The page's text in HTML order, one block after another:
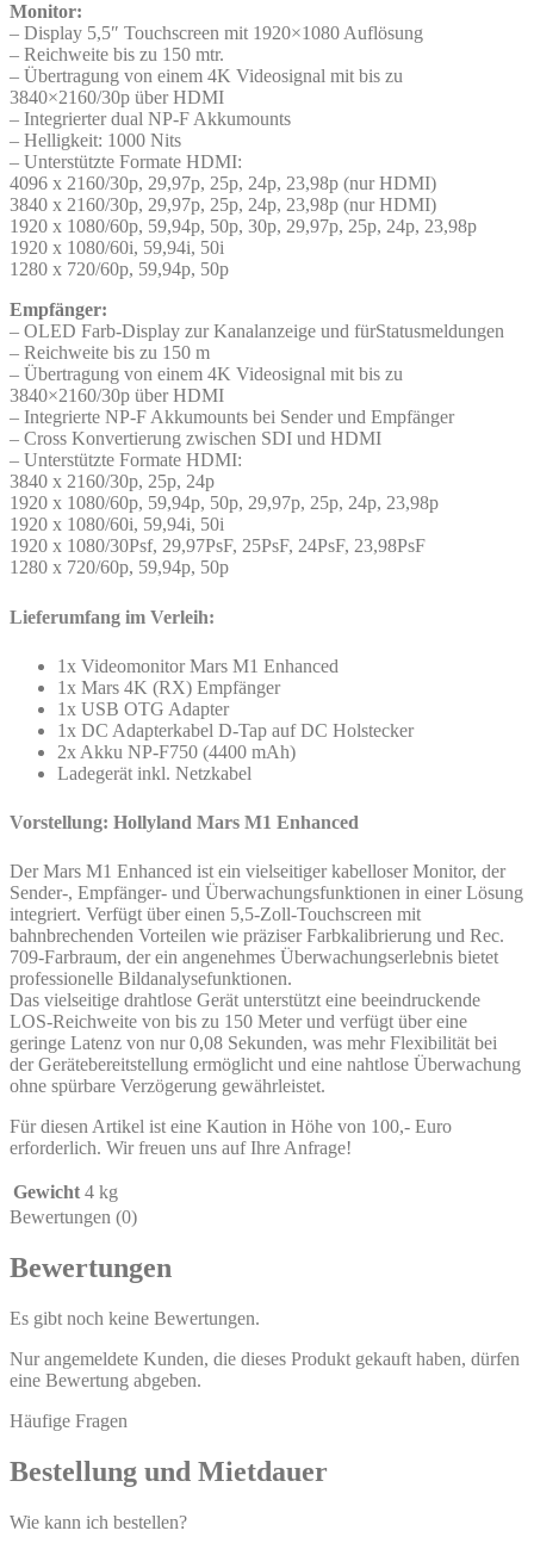
Monitor:
– Display 5,5″ Touchscreen mit 1920×1080 Auflösung
– Reichweite bis zu 150 mtr.
– Übertragung von einem 4K Videosignal mit bis zu
3840×2160/30p über HDMI
– Integrierter dual NP-F Akkumounts
– Helligkeit: 1000 Nits
– Unterstützte Formate HDMI:
4096 x 2160/30p, 29,97p, 25p, 24p, 23,98p (nur HDMI)
3840 x 2160/30p, 29,97p, 25p, 24p, 23,98p (nur HDMI)
1920 x 1080/60p, 59,94p, 50p, 30p, 29,97p, 25p, 24p, 23,98p
1920 x 1080/60i, 59,94i, 50i
1280 x 720/60p, 59,94p, 50p
Empfänger:
– OLED Farb-Display zur Kanalanzeige und fürStatusmeldungen
– Reichweite bis zu 150 m
– Übertragung von einem 4K Videosignal mit bis zu
3840×2160/30p über HDMI
– Integrierte NP-F Akkumounts bei Sender und Empfänger
– Cross Konvertierung zwischen SDI und HDMI
– Unterstützte Formate HDMI:
3840 x 2160/30p, 25p, 24p
1920 x 1080/60p, 59,94p, 50p, 29,97p, 25p, 24p, 23,98p
1920 x 1080/60i, 59,94i, 50i
1920 x 1080/30Psf, 29,97PsF, 25PsF, 24PsF, 23,98PsF
1280 x 720/60p, 59,94p, 50p
Lieferumfang im Verleih:
1x Videomonitor Mars M1 Enhanced
1x Mars 4K (RX) Empfänger
1x USB OTG Adapter
1x DC Adapterkabel D-Tap auf DC Holstecker
2x Akku NP-F750 (4400 mAh)
Ladegerät inkl. Netzkabel
Vorstellung: Hollyland Mars M1 Enhanced
Der Mars M1 Enhanced ist ein vielseitiger kabelloser Monitor, der
Sender-, Empfänger- und Überwachungsfunktionen in einer Lösung
integriert. Verfügt über einen 5,5-Zoll-Touchscreen mit
bahnbrechenden Vorteilen wie präziser Farbkalibrierung und Rec.
709-Farbraum, der ein angenehmes Überwachungserlebnis bietet
professionelle Bildanalysefunktionen.
Das vielseitige drahtlose Gerät unterstützt eine beeindruckende
LOS-Reichweite von bis zu 150 Meter und verfügt über eine
geringe Latenz von nur 0,08 Sekunden, was mehr Flexibilität bei
der Gerätebereitstellung ermöglicht und eine nahtlose Überwachung
ohne spürbare Verzögerung gewährleistet.
Für diesen Artikel ist eine Kaution in Höhe von 100,- Euro
erforderlich. Wir freuen uns auf Ihre Anfrage!
Gewicht 4 kg
Bewertungen (0)
Bewertungen
Es gibt noch keine Bewertungen.
Nur angemeldete Kunden, die dieses Produkt gekauft haben, dürfen
eine Bewertung abgeben.
Häufige Fragen
Bestellung und Mietdauer
Wie kann ich bestellen?